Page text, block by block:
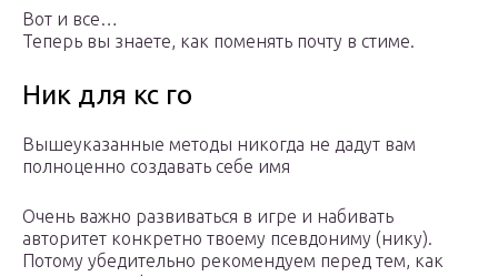
Вот и все…
Теперь вы знаете, как поменять почту в стиме.
Ник для кс го
Вышеуказанные методы никогда не дадут вам
полноценно создавать себе имя
Очень важно развиваться в игре и набивать
авторитет конкретно твоему псевдониму (нику).
Потому убедительно рекомендуем перед тем, как